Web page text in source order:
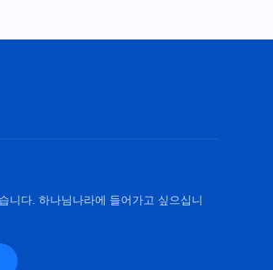
니다. 하나님나라에 들어가고 싶으십니